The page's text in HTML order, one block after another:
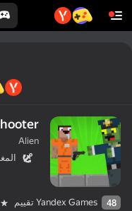
Alien
48 Yandex Games تقييم